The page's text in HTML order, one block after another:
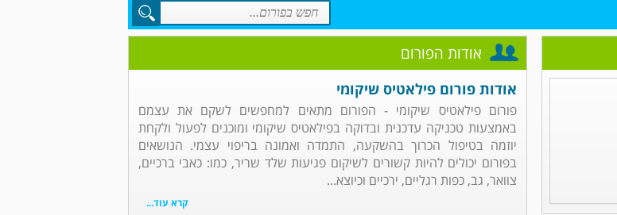
אודות הפורום
אודות פורום פילאטיס שיקומי
פורום פילאטיס שיקומי - הפורום מתאים למחפשים לשקם את עצמם
באמצעות טכניקה עדכנית ובדוקה בפילאטיס שיקומי ומוכנים לפעול ולקחת
יוזמה בטיפול הכרוך בהשקעה, התמדה ואמונה בריפוי עצמי. הנושאים
בפורום יכולים להיות קשורים לשיקום פגיעות שלד שריר, כמו: כאבי ברכיים,
צוואר, גב, כפות רגליים, ירכיים וכיוצא...
קרא עוד...